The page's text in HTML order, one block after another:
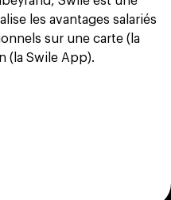
les avantages salariés
sur une carte (la
(la Swile App).